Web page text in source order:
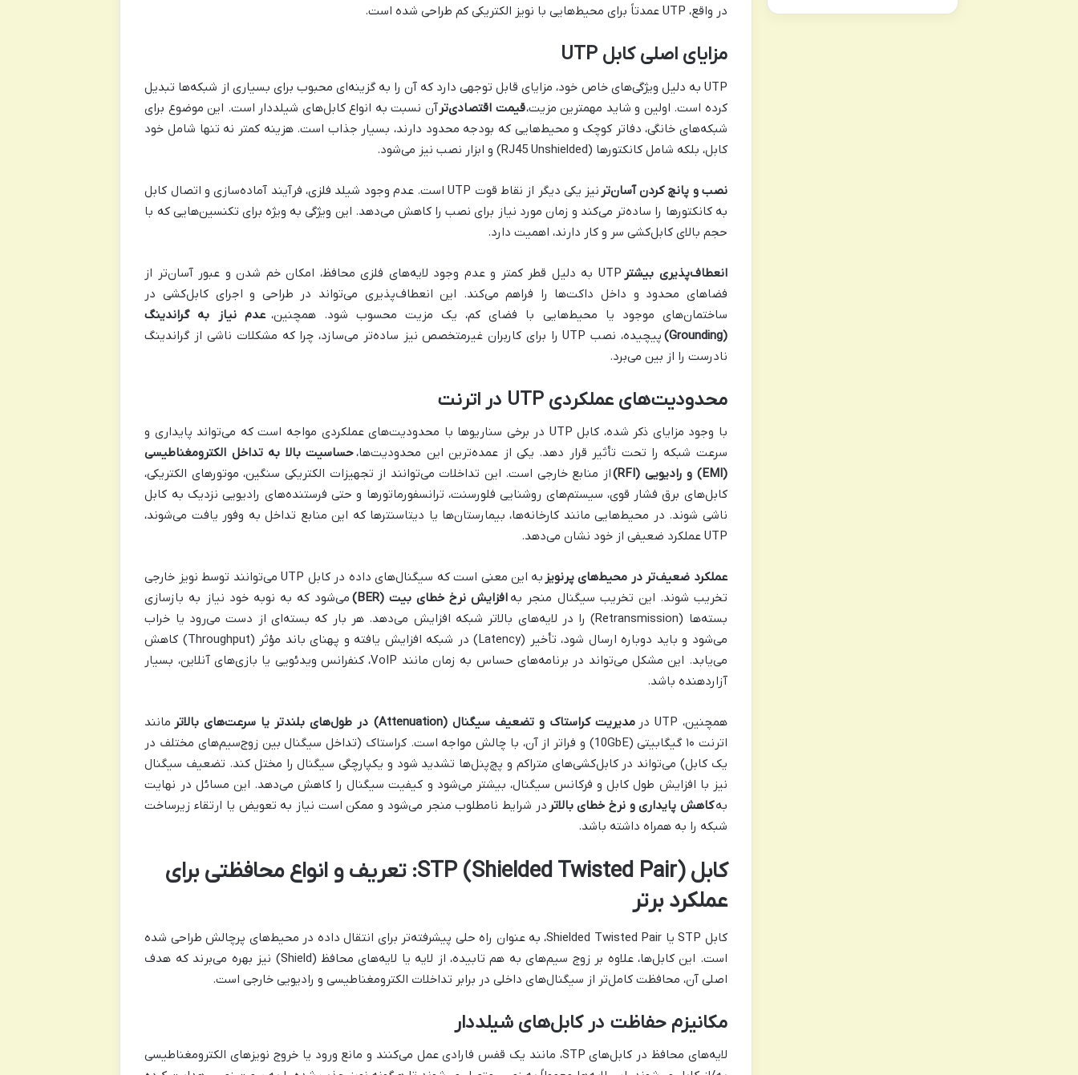
در واقع، UTP عمدتاً برای محیط‌هایی با نویز الکتریکی کم طراحی شده است.
مزایای اصلی کابل UTP
UTP به دلیل ویژگی‌های خاص خود، مزایای قابل توجهی دارد که آن را به گزینه‌ای محبوب برای بسیاری از شبکه‌ها تبدیل
کرده است. اولین و شاید مهمترین مزیت،قیمت اقتصادی‌تر آن نسبت به انواع کابل‌های شیلددار است. این موضوع برای
شبکه‌های خانگی، دفاتر کوچک و محیط‌هایی که بودجه محدود دارند، بسیار جذاب است. هزینه کمتر نه تنها شامل خود
کابل، بلکه شامل کانکتورها (RJ45 Unshielded) و ابزار نصب نیز می‌شود.
نصب و پانچ کردن آسان‌تر
نیز یکی دیگر از نقاط قوت UTP است. عدم وجود شیلد فلزی، فرآیند آماده‌سازی و اتصال کابل
به کانکتورها را ساده‌تر می‌کند و زمان مورد نیاز برای نصب را کاهش می‌دهد. این ویژگی به ویژه برای تکنسین‌هایی که با
حجم بالای کابل‌کشی سر و کار دارند، اهمیت دارد.
انعطاف‌پذیری بیشتر
UTP به دلیل قطر کمتر و عدم وجود لایه‌های فلزی محافظ، امکان خم شدن و عبور آسان‌تر از
فضاهای محدود و داخل داکت‌ها را فراهم می‌کند. این انعطاف‌پذیری می‌تواند در طراحی و اجرای کابل‌کشی در
ساختمان‌های موجود یا محیط‌هایی با فضای کم، یک مزیت محسوب شود. همچنین، عدم نیاز به گراندینگ
(Grounding)
پیچیده، نصب UTP را برای کاربران غیرمتخصص نیز ساده‌تر می‌سازد، چرا که مشکلات ناشی از گراندینگ
نادرست را از بین می‌برد.
محدودیت‌های عملکردی UTP در اترنت
با وجود مزایای ذکر شده، کابل UTP در برخی سناریوها با محدودیت‌های عملکردی مواجه است که می‌تواند پایداری و
سرعت شبکه را تحت تأثیر قرار دهد. یکی از عمده‌ترین این محدودیت‌ها،حساسیت بالا به تداخل الکترومغناطیسی
(EMI) و رادیویی (RFI)
از منابع خارجی است. این تداخلات می‌توانند از تجهیزات الکتریکی سنگین، موتورهای الکتریکی،
کابل‌های برق فشار قوی، سیستم‌های روشنایی فلورسنت، ترانسفورماتورها و حتی فرستنده‌های رادیویی نزدیک به کابل
ناشی شوند. در محیط‌هایی مانند کارخانه‌ها، بیمارستان‌ها یا دیتاسنترها که این منابع تداخل به وفور یافت می‌شوند،
UTP عملکرد ضعیفی از خود نشان می‌دهد.
عملکرد ضعیف‌تر در محیط‌های پرنویز
به این معنی است که سیگنال‌های داده در کابل UTP می‌توانند توسط نویز خارجی
تخریب شوند. این تخریب سیگنال منجر به افزایش نرخ خطای بیت (BER)
می‌شود که به نوبه خود نیاز به بازسازی
بسته‌ها (Retransmission) را در لایه‌های بالاتر شبکه افزایش می‌دهد. هر بار که بسته‌ای از دست می‌رود یا خراب
می‌شود و باید دوباره ارسال شود، تأخیر (Latency) در شبکه افزایش یافته و پهنای باند مؤثر (Throughput) کاهش
می‌یابد. این مشکل می‌تواند در برنامه‌های حساس به زمان مانند VoIP، کنفرانس ویدئویی یا بازی‌های آنلاین، بسیار
آزاردهنده باشد.
همچنین، UTP در مدیریت کراستاک و تضعیف سیگنال (Attenuation) در طول‌های بلندتر یا سرعت‌های بالاتر
مانند
اترنت ۱۰ گیگابیتی (10GbE) و فراتر از آن، با چالش مواجه است. کراستاک (تداخل سیگنال بین زوج‌سیم‌های مختلف در
یک کابل) می‌تواند در کابل‌کشی‌های متراکم و پچ‌پنل‌ها تشدید شود و یکپارچگی سیگنال را مختل کند. تضعیف سیگنال
نیز با افزایش طول کابل و فرکانس سیگنال، بیشتر می‌شود و کیفیت سیگنال را کاهش می‌دهد. این مسائل در نهایت
بهکاهش پایداری و نرخ خطای بالاتر در شرایط نامطلوب منجر می‌شود و ممکن است نیاز به تعویض یا ارتقاء زیرساخت
شبکه را به همراه داشته باشد.
کابل STP (Shielded Twisted Pair): تعریف و انواع محافظتی برای
عملکرد برتر
کابل STP یا Shielded Twisted Pair، به عنوان راه حلی پیشرفته‌تر برای انتقال داده در محیط‌های پرچالش طراحی شده
است. این کابل‌ها، علاوه بر زوج سیم‌های به هم تابیده، از لایه یا لایه‌های محافظ (Shield) نیز بهره می‌برند که هدف
اصلی آن، محافظت کامل‌تر از سیگنال‌های داخلی در برابر تداخلات الکترومغناطیسی و رادیویی خارجی است.
مکانیزم حفاظت در کابل‌های شیلددار
لایه‌های محافظ در کابل‌های STP، مانند یک قفس فارادی عمل می‌کنند و مانع ورود یا خروج نویزهای الکترومغناطیسی